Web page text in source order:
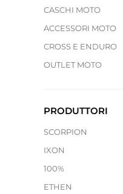
CASCHI MOTO
ACCESSORI MOTO
CROSS E ENDURO
OUTLET MOTO
PRODUTTORI
SCORPION
IXON
100%
ETHEN